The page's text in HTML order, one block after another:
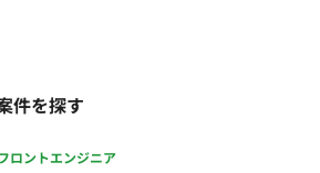
件を探す
ロントエンジニア